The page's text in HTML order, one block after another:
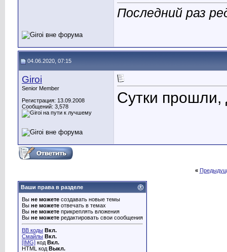
Последний раз
04.06.2020, 07:15
Giroi
Senior Member
Регистрация: 13.09.2008
Сообщений: 3,578
Сутки прошли,
«
Ваши права в разделе
Вы не можете создавать новые темы
Вы не можете отвечать в темах
Вы не можете прикреплять вложения
Вы не можете редактировать свои сообщения
BB коды Вкл.
Смайлы Вкл.
[IMG] код Вкл.
HTML код Выкл.